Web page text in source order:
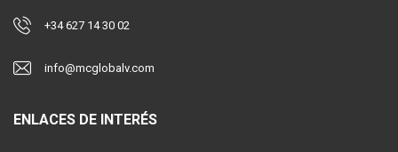
+34 627 14 30 02
info@mcglobalv.com
ENLACES DE INTERÉS